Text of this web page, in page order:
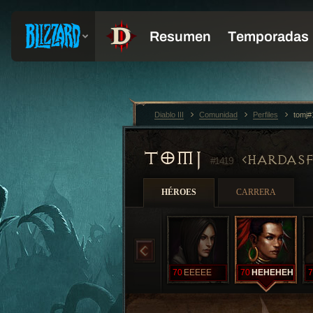
TOMJ #1419
HÉROES CARRERA
70 EEEEE 70 HEHEHEH
Diablo III Comunidad Perfiles